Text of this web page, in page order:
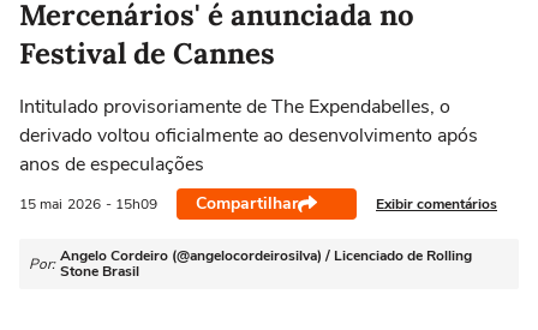
Mercenários' é anunciada no
Festival de Cannes
Intitulado provisoriamente de The Expendabelles, o
derivado voltou oficialmente ao desenvolvimento após
anos de especulações
15 mai 2026 - 15h09 Compartilhar Exibir comentários
Por: Angelo Cordeiro (@angelocordeirosilva) / Licenciado de Rolling
Stone Brasil